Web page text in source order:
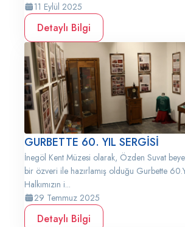
11 Eylül 2025
Detaylı Bilgi
GURBETTE 60. YIL SERGİSİ
İnegöl Kent Müzesi olarak, Özden Suvat
bir özveri ile hazırlamış olduğu Gurbette
Halkımızın i...
29 Temmuz 2025
Detaylı Bilgi